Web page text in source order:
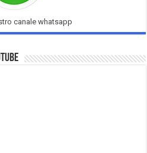
canale whatsapp